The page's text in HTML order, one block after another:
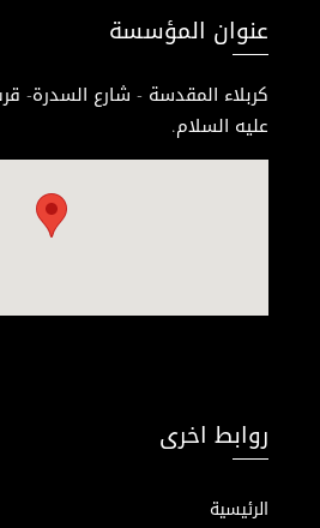
عنوان المؤسسة
كربلاء المقدسة - شارع السدرة-
عليه السلام.
روابط اخرى
الرئيسية